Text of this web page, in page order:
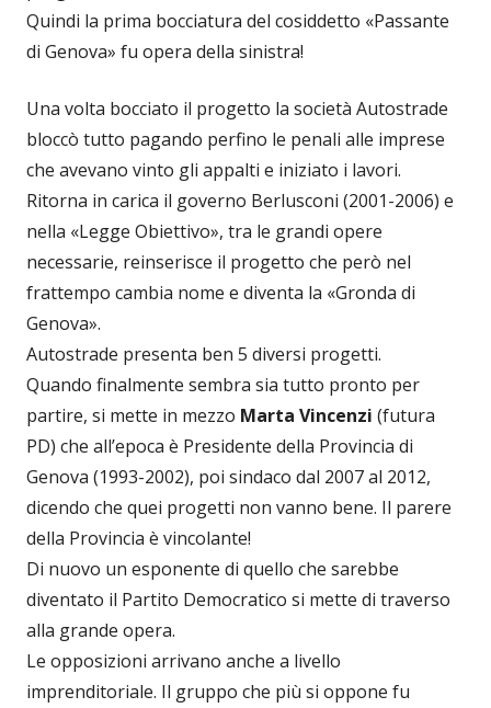
Quindi la prima bocciatura del cosiddetto «Passante
di Genova» fu opera della sinistra!
Una volta bocciato il progetto la società Autostrade
bloccò tutto pagando perfino le penali alle imprese
che avevano vinto gli appalti e iniziato i lavori.
Ritorna in carica il governo Berlusconi (2001-2006) e
nella «Legge Obiettivo», tra le grandi opere
necessarie, reinserisce il progetto che però nel
frattempo cambia nome e diventa la «Gronda di
Genova».
Autostrade presenta ben 5 diversi progetti.
Quando finalmente sembra sia tutto pronto per
partire, si mette in mezzo Marta Vincenzi (futura
PD) che all’epoca è Presidente della Provincia di
Genova (1993-2002), poi sindaco dal 2007 al 2012,
dicendo che quei progetti non vanno bene. Il parere
della Provincia è vincolante!
Di nuovo un esponente di quello che sarebbe
diventato il Partito Democratico si mette di traverso
alla grande opera.
Le opposizioni arrivano anche a livello
imprenditoriale. Il gruppo che più si oppone fu